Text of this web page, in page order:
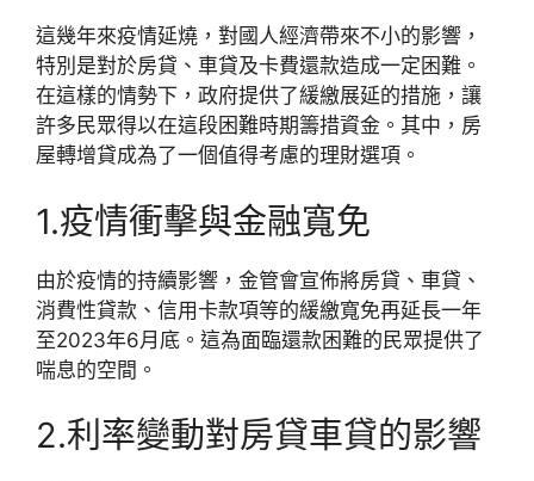
這幾年來疫情延燒，對國人經濟帶來不小的影響，
特別是對於房貸、車貸及卡費還款造成一定困難。
在這樣的情勢下，政府提供了緩繳展延的措施，讓
許多民眾得以在這段困難時期籌措資金。其中，房
屋轉增貸成為了一個值得考慮的理財選項。
1.疫情衝擊與金融寬免
由於疫情的持續影響，金管會宣佈將房貸、車貸、
消費性貸款、信用卡款項等的緩繳寬免再延長一年
至2023年6月底。這為面臨還款困難的民眾提供了
喘息的空間。
2.利率變動對房貸車貸的影響